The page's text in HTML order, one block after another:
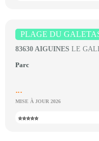
PLAGE DU
83630 AIGUINES LE
Parc
...
MISE À JOUR 2026
⭐⭐⭐⭐⭐